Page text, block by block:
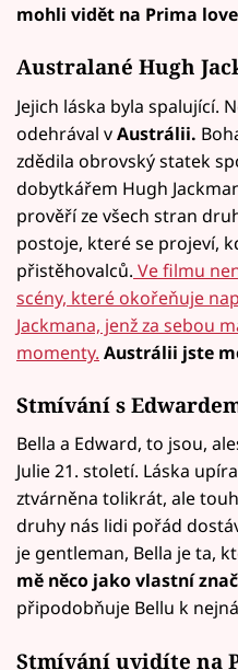
mohli vidět na Prima
Australané Hugh
Jejich láska byla spalující.
odehrával vAustrálii.
zdědila obrovský statek
dobytkářem Hugh
prověří ze všech stran
postoje, které se projeví,
přistěhovalců. Ve filmu
scény, které okořeňuje
Jackmana, jenž za sebou
momenty. Austrálii jste
Stmívání s
Bella a Edward, to jsou,
Julie 21. století. Láska
ztvárněna tolikrát, ale
druhy nás lidi pořád
je gentleman, Bella je ta,
mě něco jako vlastní
připodobňuje Bellu k
Stmívání uvidíte na